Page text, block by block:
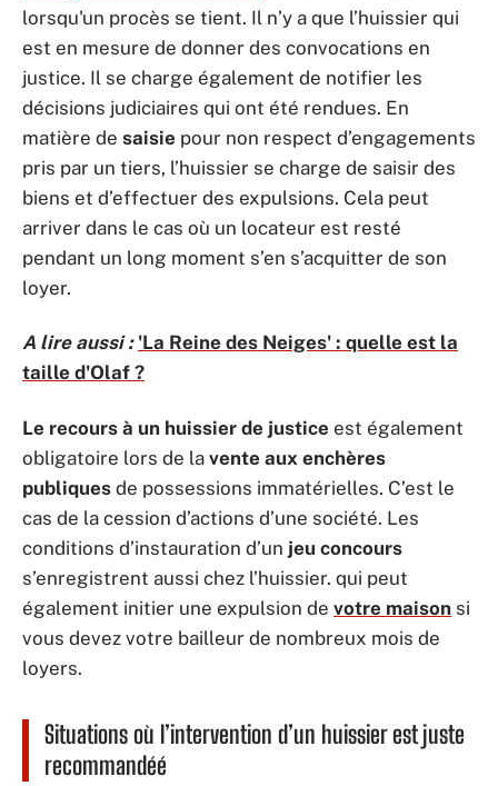
lorsqu'un procès se tient. Il n’y a que l’huissier qui
est en mesure de donner des convocations en
justice. Il se charge également de notifier les
décisions judiciaires qui ont été rendues. En
matière de saisie pour non respect d’engagements
pris par un tiers, l’huissier se charge de saisir des
biens et d’effectuer des expulsions. Cela peut
arriver dans le cas où un locateur est resté
pendant un long moment s’en s’acquitter de son
loyer.
A lire aussi : 'La Reine des Neiges' : quelle est la
taille d'Olaf ?
Le recours à un huissier de justice est également
obligatoire lors de la vente aux enchères
publiques de possessions immatérielles. C’est le
cas de la cession d’actions d’une société. Les
conditions d’instauration d’un jeu concours
s’enregistrent aussi chez l’huissier. qui peut
également initier une expulsion de votre maison si
vous devez votre bailleur de nombreux mois de
loyers.
Situations où l’intervention d’un huissier est juste
recommandéé